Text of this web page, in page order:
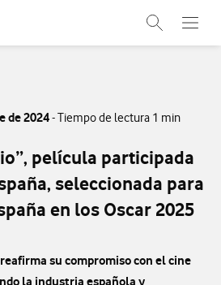
Abrir
Menu
Abre
de 2024- Tiempo de lectura 1 min
película participada
seleccionada para
en los Oscar 2025
su compromiso con el cine
la industria española y